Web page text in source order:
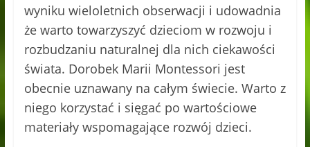
wyniku wieloletnich obserwacji i udowadnia
że warto towarzyszyć dzieciom w rozwoju i
rozbudzaniu naturalnej dla nich ciekawości
świata. Dorobek Marii Montessori jest
obecnie uznawany na całym świecie. Warto z
niego korzystać i sięgać po wartościowe
materiały wspomagające rozwój dzieci.